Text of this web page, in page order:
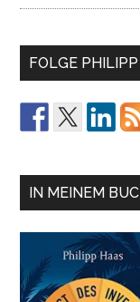
FOLGE
IN MEINEM